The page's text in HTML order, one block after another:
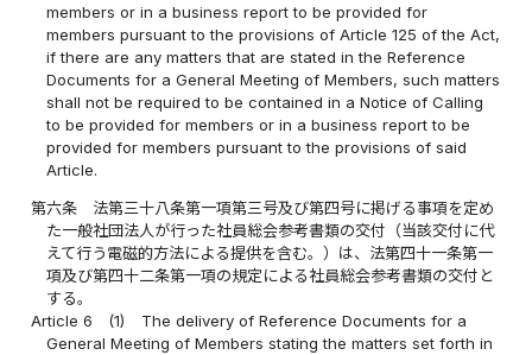
members or in a business report to be provided for
members pursuant to the provisions of Article 125 of the Act,
if there are any matters that are stated in the Reference
Documents for a General Meeting of Members, such matters
shall not be required to be contained in a Notice of Calling
to be provided for members or in a business report to be
provided for members pursuant to the provisions of said
Article.
第六条
法第三十八条第一項第三号及び第四号に掲げる事項を定め
た一般社団法人が行った社員総会参考書類の交付（当該交付に代
えて行う電磁的方法による提供を含む。）は、法第四十一条第一
項及び第四十二条第一項の規定による社員総会参考書類の交付と
する。
Article 6
(1)
The delivery of Reference Documents for a
General Meeting of Members stating the matters set forth in